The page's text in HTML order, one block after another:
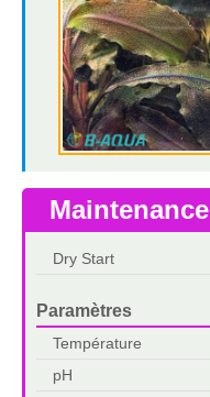
Maintenance
Dry Start
Paramètres
Température
pH